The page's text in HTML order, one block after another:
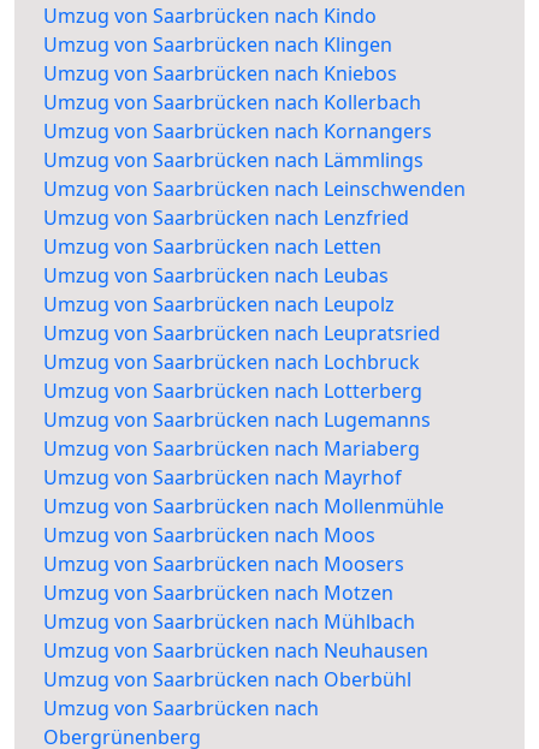
Umzug von Saarbrücken nach Kindo
Umzug von Saarbrücken nach Klingen
Umzug von Saarbrücken nach Kniebos
Umzug von Saarbrücken nach Kollerbach
Umzug von Saarbrücken nach Kornangers
Umzug von Saarbrücken nach Lämmlings
Umzug von Saarbrücken nach Leinschwenden
Umzug von Saarbrücken nach Lenzfried
Umzug von Saarbrücken nach Letten
Umzug von Saarbrücken nach Leubas
Umzug von Saarbrücken nach Leupolz
Umzug von Saarbrücken nach Leupratsried
Umzug von Saarbrücken nach Lochbruck
Umzug von Saarbrücken nach Lotterberg
Umzug von Saarbrücken nach Lugemanns
Umzug von Saarbrücken nach Mariaberg
Umzug von Saarbrücken nach Mayrhof
Umzug von Saarbrücken nach Mollenmühle
Umzug von Saarbrücken nach Moos
Umzug von Saarbrücken nach Moosers
Umzug von Saarbrücken nach Motzen
Umzug von Saarbrücken nach Mühlbach
Umzug von Saarbrücken nach Neuhausen
Umzug von Saarbrücken nach Oberbühl
Umzug von Saarbrücken nach
Obergrünenberg